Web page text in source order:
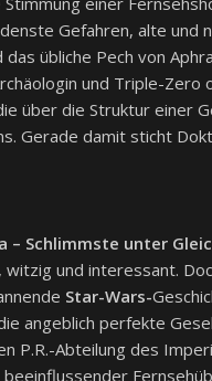
Gefahren, alte und
übliche Pech von
und Triple-Zero
über die Struktur einer
Gerade damit sticht
– Schlimmste unter
und interessant.
Star-Wars-
angeblich perfekte
P.R.-Abteilung des